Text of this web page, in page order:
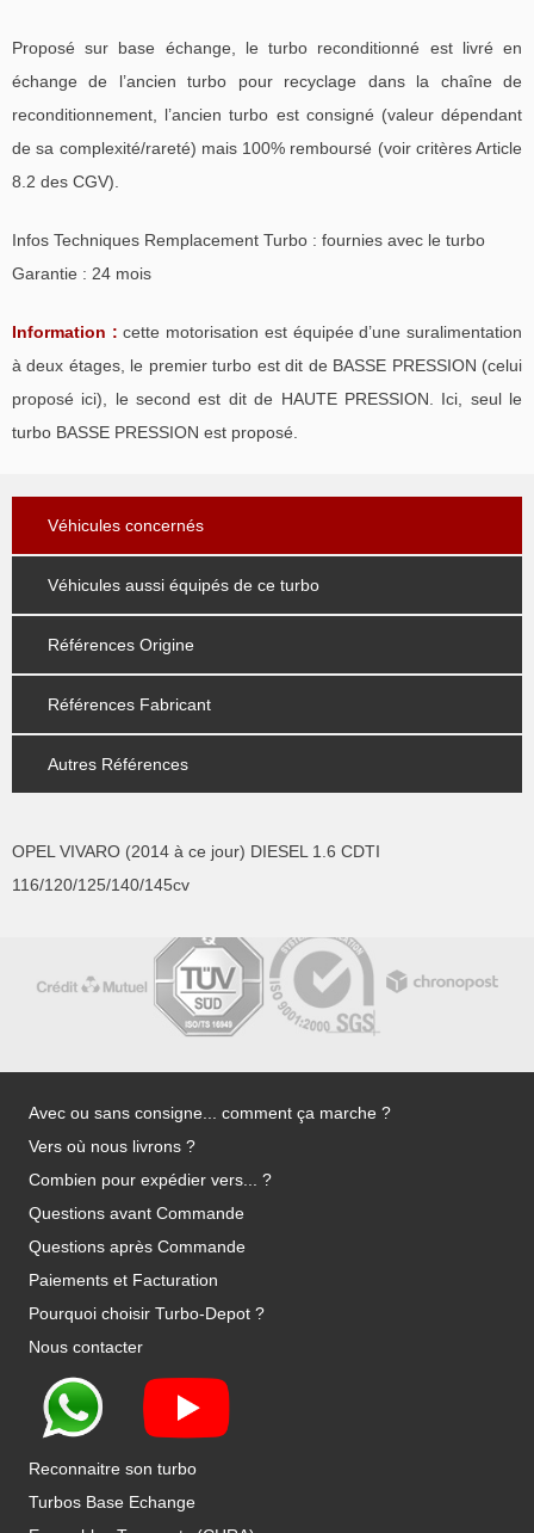
Proposé sur base échange, le turbo reconditionné est livré en
échange de l’ancien turbo pour recyclage dans la chaîne de
reconditionnement, l’ancien turbo est consigné (valeur dépendant
de sa complexité/rareté) mais 100% remboursé (voir critères Article
8.2 des CGV).
Infos Techniques Remplacement Turbo : fournies avec le turbo
Garantie : 24 mois
Information : cette motorisation est équipée d’une suralimentation
à deux étages, le premier turbo est dit de BASSE PRESSION (celui
proposé ici), le second est dit de HAUTE PRESSION. Ici, seul le
turbo BASSE PRESSION est proposé.
Véhicules concernés
Véhicules aussi équipés de ce turbo
Références Origine
Références Fabricant
Autres Références
OPEL VIVARO (2014 à ce jour) DIESEL 1.6 CDTI
116/120/125/140/145cv
Avec ou sans consigne... comment ça marche ?
Vers où nous livrons ?
Combien pour expédier vers... ?
Questions avant Commande
Questions après Commande
Paiements et Facturation
Pourquoi choisir Turbo-Depot ?
Nous contacter
Reconnaitre son turbo
Turbos Base Echange